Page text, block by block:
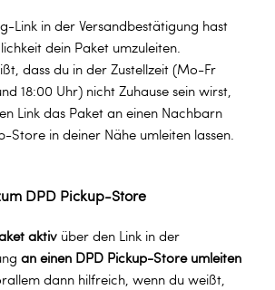
Link in der Versandbestätigung hast
dein Paket umzuleiten.
dass du in der Zustellzeit (Mo-Fr
18:00 Uhr) nicht Zuhause sein wirst,
Link das Paket an einen Nachbarn
Store in deiner Nähe umleiten lassen.
DPD Pickup-Store
aktiv über den Link in der
an einen DPD Pickup-Store umleiten
dann hilfreich, wenn du weißt,